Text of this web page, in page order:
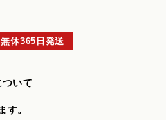
休365日発送
いて
す。